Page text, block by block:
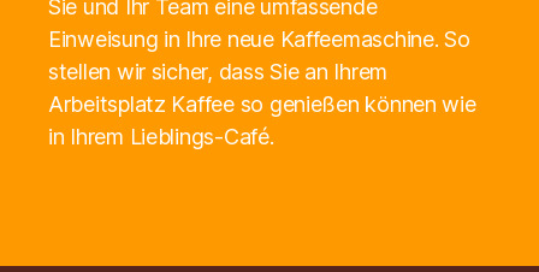
Sie und Ihr Team eine umfassende
Einweisung in Ihre neue Kaffeemaschine. So
stellen wir sicher, dass Sie an Ihrem
Arbeitsplatz Kaffee so genießen können wie
in Ihrem Lieblings-Café.